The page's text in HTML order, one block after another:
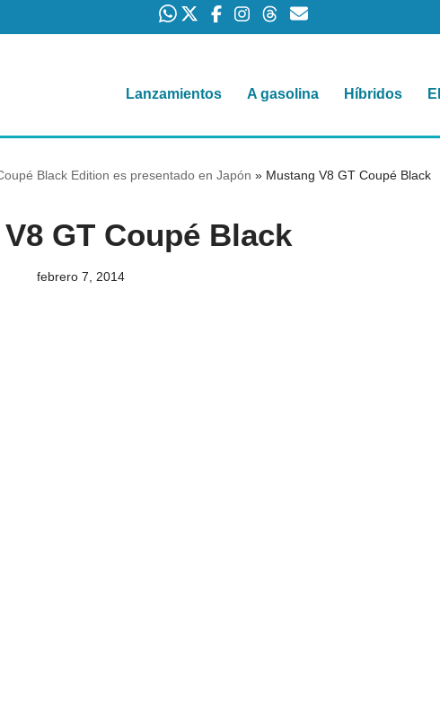
Lanzamientos A gasolina Híbridos
Black Edition es presentado en Japón » Mustang V8 GT Coupé Black
GT Coupé Black
febrero 7, 2014